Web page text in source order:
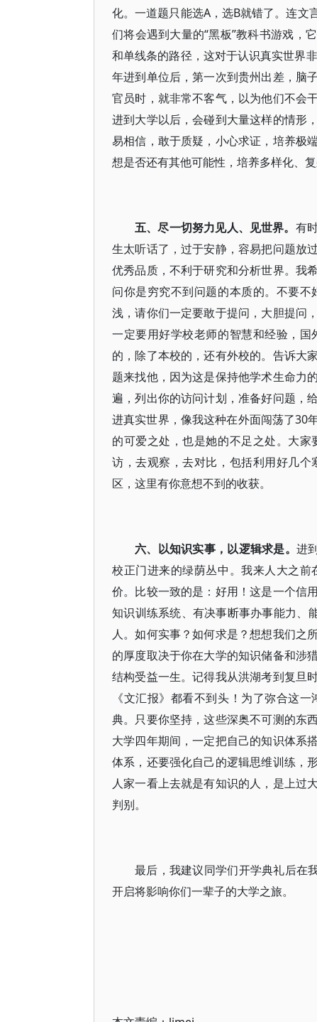
化。一道题只能选A，选B就错了。连文
们将会遇到大量的“黑板”教科书游戏，
和单线条的路径，这对于认识真实世界
年进到单位后，第一次到贵州出差，脑
官员时，就非常不客气，以为他们不会
进到大学以后，会碰到大量这样的情形
易相信，敢于质疑，小心求证，培养极
想是否还有其他可能性，培养多样化、
五、尽一切努力见人、见世界。 有
生太听话了，过于安静，容易把问题放
优秀品质，不利于研究和分析世界。我
问你是穷究不到问题的本质的。不要
浅，请你们一定要敢于提问，大胆提问
一定要用好学校老师的智慧和经验，
的，除了本校的，还有外校的。告诉大
题来找他，因为这是保持他学术生命力
遍，列出你的访问计划，准备好问题，
进真实世界，像我这种在外面闯荡了30
的可爱之处，也是她的不足之处。大
访，去观察，去对比，包括利用好几
区，这里有你意想不到的收获。
六、以知识实事，以逻辑求是。 进
校正门进来的绿荫丛中。我来人大之
价。比较一致的是：好用！这是一个信
知识训练系统、有决事断事办事能力、
人。如何实事？如何求是？想想我们之
的厚度取决于你在大学的知识储备和涉
结构受益一生。记得我从洪湖考到复旦
《文汇报》都看不到头！为了弥合这
典。只要你坚持，这些深奥不可测的东
大学四年期间，一定把自己的知识体系
体系，还要强化自己的逻辑思维训练，
人家一看上去就是有知识的人，是上过
判别。
最后，我建议同学们开学典礼后在
开启将影响你们一辈子的大学之旅。